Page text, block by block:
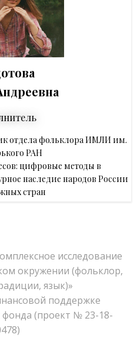
отдела фольклора ИМЛИ им.
РАН
цифровые методы в
наследие народов России
стран
исследование
окружении (фольклор,
язык)»
поддержке
фонда (проект № 23-18-